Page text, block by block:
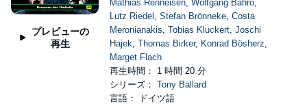
プレビューの
再生
Mathias Renneisen, Wolfgang Bahro,
Lutz Riedel , Stefan Brönneke, Costa
Meronianakis, Tobias Kluckert, Joschi
Hajek, Thomas Birker, Konrad Bösherz,
Marget Flach
再生時間： 1 時間 20 分
シリーズ： Tony Ballard
言語： ドイツ語